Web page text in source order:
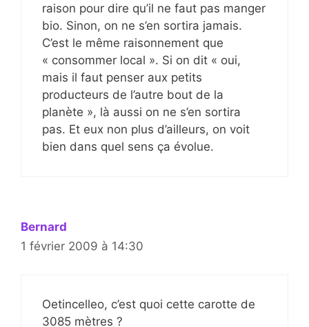
raison pour dire qu’il ne faut pas manger
bio. Sinon, on ne s’en sortira jamais.
C’est le même raisonnement que
« consommer local ». Si on dit « oui,
mais il faut penser aux petits
producteurs de l’autre bout de la
planète », là aussi on ne s’en sortira
pas. Et eux non plus d’ailleurs, on voit
bien dans quel sens ça évolue.
Bernard
1 février 2009 à 14:30
Oetincelleo, c’est quoi cette carotte de
3085 mètres ?